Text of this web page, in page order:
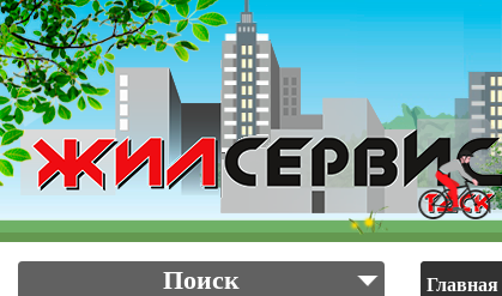
Перейти
к
основному
содержанию
Поиск Главная